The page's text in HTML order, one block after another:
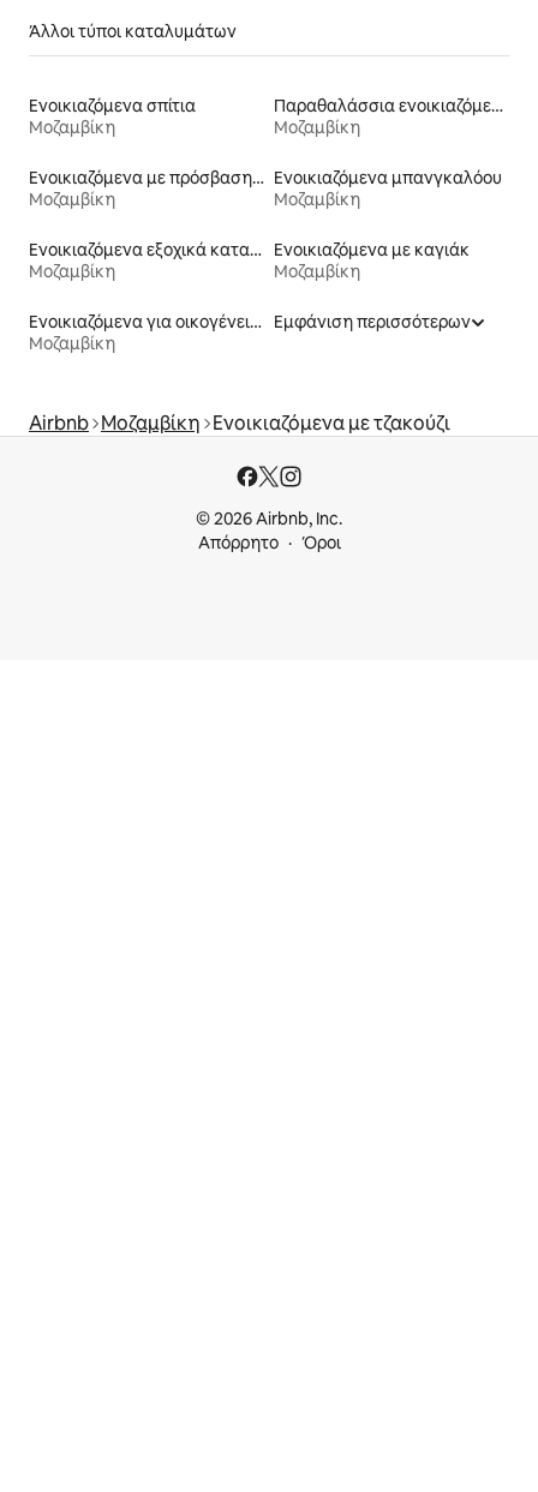
Άλλοι τύποι καταλυμάτων
Ενοικιαζόμενα σπίτια
Μοζαμβίκη
Παραθαλάσσια ενοικιαζόμενα
Μοζαμβίκη
Ενοικιαζόμενα με πρόσβαση σε παραλία
Μοζαμβίκη
Ενοικιαζόμενα μπανγκαλόου
Μοζαμβίκη
Ενοικιαζόμενα εξοχικά καταλύματα
Μοζαμβίκη
Ενοικιαζόμενα με καγιάκ
Μοζαμβίκη
Ενοικιαζόμενα για οικογένειες
Μοζαμβίκη
Εμφάνιση περισσότερων
Airbnb Μοζαμβίκη Ενοικιαζόμενα με τζακούζι
© 2026 Airbnb, Inc.
Απόρρητο
Όροι